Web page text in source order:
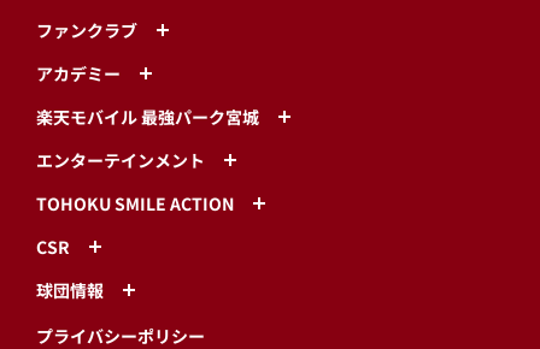
ファンクラブ
アカデミー
楽天モバイル 最強パーク宮城
エンターテインメント
TOHOKU SMILE ACTION
CSR
球団情報
プライバシーポリシー